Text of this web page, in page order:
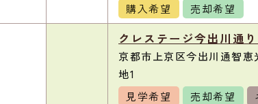
購入希望
売却希望
クレステージ今出川通
京都市上京区今出川通智
地1
見学希望
売却希望